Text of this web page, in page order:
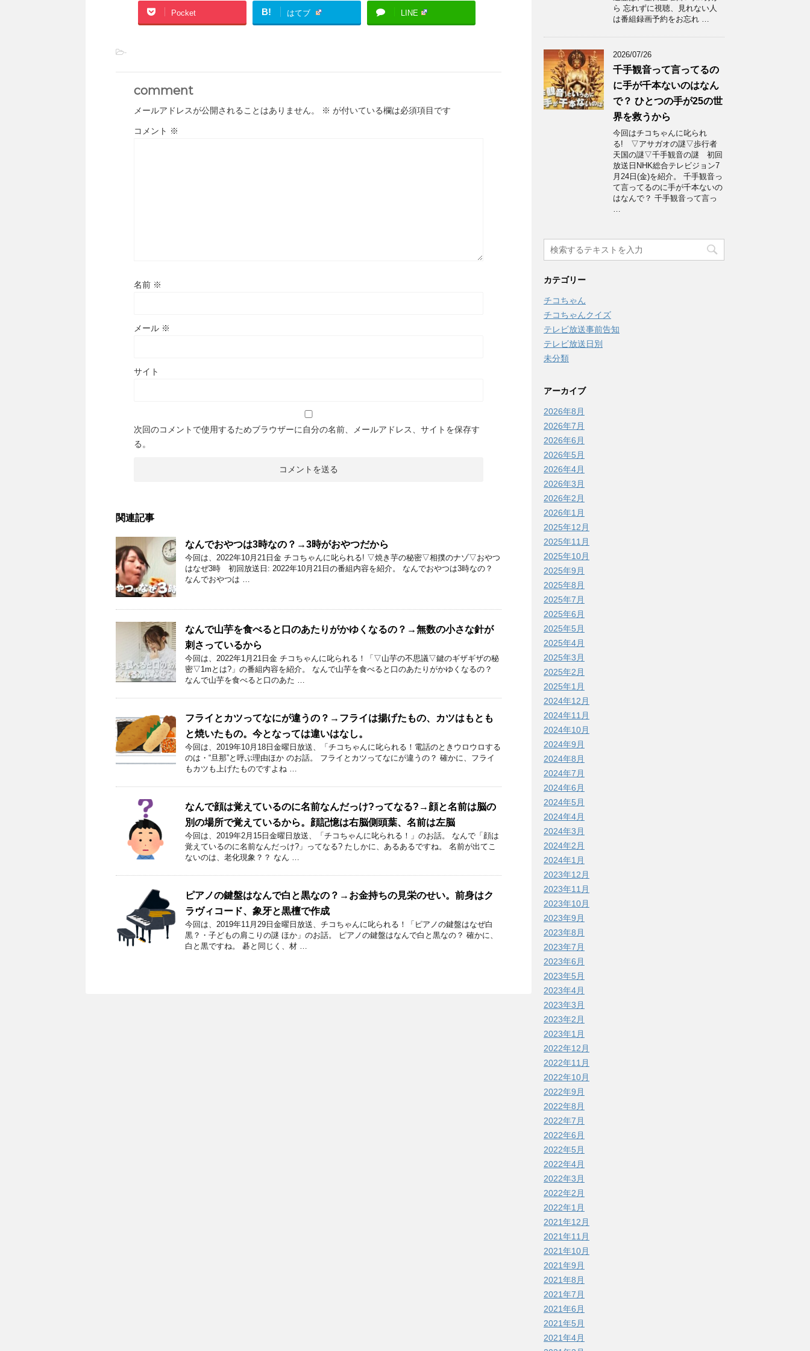
Pocket B! はてブ LINE
-
comment
メールアドレスが公開されることはありません。 ※ が付いている欄は必須項目です
コメント ※
名前 ※
メール ※
サイト
次回のコメントで使用するためブラウザーに自分の名前、メールアドレス、サイトを保存す
る。
関連記事
なんでおやつは3時なの？→3時がおやつだから
今回は、2022年10月21日金 チコちゃんに叱られる! ▽焼き芋の秘密▽相撲のナゾ▽おやつ
はなぜ3時 初回放送日: 2022年10月21日の番組内容を紹介。 なんでおやつは3時なの？
なんでおやつは …
なんで山芋を食べると口のあたりがかゆくなるの？→無数の小さな針が
刺さっているから
今回は、2022年1月21日金 チコちゃんに叱られる！「▽山芋の不思議▽鍵のギザギザの秘
密▽1mとは?」の番組内容を紹介。 なんで山芋を食べると口のあたりがかゆくなるの？
なんで山芋を食べると口のあた …
フライとカツってなにが違うの？→フライは揚げたもの、カツはもとも
と焼いたもの。今となっては違いはなし。
今回は、2019年10月18日金曜日放送、「チコちゃんに叱られる！電話のときウロウロする
のは・“旦那”と呼ぶ理由ほか のお話。 フライとカツってなにが違うの？ 確かに、フライ
もカツも上げたものですよね …
なんで顔は覚えているのに名前なんだっけ?ってなる?→顔と名前は脳の
別の場所で覚えているから。顔記憶は右脳側頭葉、名前は左脳
今回は、2019年2月15日金曜日放送、「チコちゃんに叱られる！」のお話。 なんで「顔は
覚えているのに名前なんだっけ?」ってなる? たしかに、あるあるですね。 名前が出てこ
ないのは、老化現象？？ なん …
ピアノの鍵盤はなんで白と黒なの？→お金持ちの見栄のせい。前身はク
ラヴィコード、象牙と黒檀で作成
今回は、2019年11月29日金曜日放送、チコちゃんに叱られる！「ピアノの鍵盤はなぜ白
黒？・子どもの肩こりの謎 ほか」のお話。 ピアノの鍵盤はなんで白と黒なの？ 確かに、
白と黒ですね。 碁と同じく、材 …
ら 忘れずに視聴、見れない人
は番組録画予約をお忘れ …
2026/07/26
千手観音って言ってるの
に手が千本ないのはなん
で？ ひとつの手が25の世
界を救うから
今回はチコちゃんに叱られ
る! ▽アサガオの謎▽歩行者
天国の謎▽千手観音の謎 初回
放送日NHK総合テレビジョン7
月24日(金)を紹介。 千手観音っ
て言ってるのに手が千本ないの
はなんで？ 千手観音って言っ
…
カテゴリー
チコちゃん
チコちゃんクイズ
テレビ放送事前告知
テレビ放送日別
未分類
アーカイブ
2026年8月
2026年7月
2026年6月
2026年5月
2026年4月
2026年3月
2026年2月
2026年1月
2025年12月
2025年11月
2025年10月
2025年9月
2025年8月
2025年7月
2025年6月
2025年5月
2025年4月
2025年3月
2025年2月
2025年1月
2024年12月
2024年11月
2024年10月
2024年9月
2024年8月
2024年7月
2024年6月
2024年5月
2024年4月
2024年3月
2024年2月
2024年1月
2023年12月
2023年11月
2023年10月
2023年9月
2023年8月
2023年7月
2023年6月
2023年5月
2023年4月
2023年3月
2023年2月
2023年1月
2022年12月
2022年11月
2022年10月
2022年9月
2022年8月
2022年7月
2022年6月
2022年5月
2022年4月
2022年3月
2022年2月
2022年1月
2021年12月
2021年11月
2021年10月
2021年9月
2021年8月
2021年7月
2021年6月
2021年5月
2021年4月